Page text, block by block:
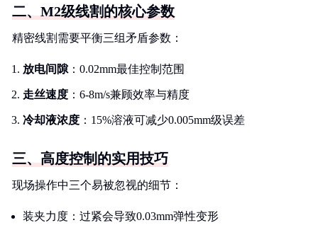
二、M2级线割的核心参数
精密线割需要平衡三组矛盾参数：
放电间隙：0.02mm最佳控制范围
走丝速度 ：6-8m/s兼顾效率与精度
冷却液浓度 ：15%溶液可减少0.005mm级误差
三、高度控制的实用技巧
现场操作中三个易被忽视的细节：
装夹力度：过紧会导致0.03mm弹性变形